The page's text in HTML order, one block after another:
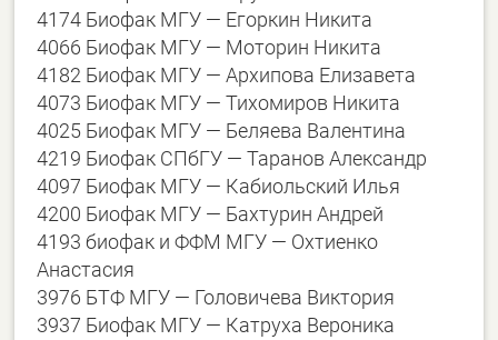
4174 Биофак МГУ — Егоркин Никита
4066 Биофак МГУ — Моторин Никита
4182 Биофак МГУ — Архипова Елизавета
4073 Биофак МГУ — Тихомиров Никита
4025 Биофак МГУ — Беляева Валентина
4219 Биофак СПбГУ — Таранов Александр
4097 Биофак МГУ — Кабиольский Илья
4200 Биофак МГУ — Бахтурин Андрей
4193 биофак и ФФМ МГУ — Охтиенко
Анастасия
3976 БТФ МГУ — Головичева Виктория
3937 Биофак МГУ — Катруха Вероника